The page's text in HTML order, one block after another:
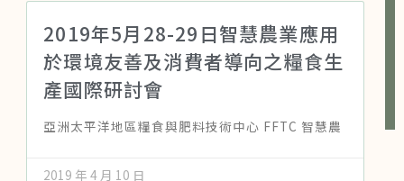
2019年5月28-29日智慧農業應用
於環境友善及消費者導向之糧食生
產國際研討會
亞洲太平洋地區糧食與肥料技術中心 FFTC 智慧農
2019 年 4 月 10 日